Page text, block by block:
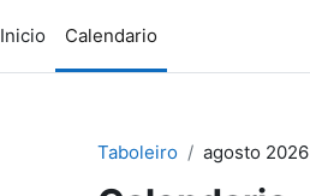
Inicio Calendario
Taboleiro
agosto 2026